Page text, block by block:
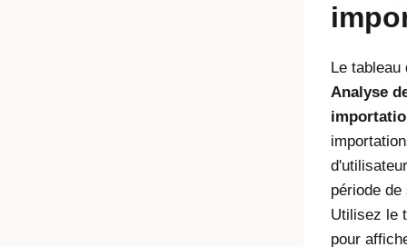
Le tableau
Analyse
période
Utilisez le
pour